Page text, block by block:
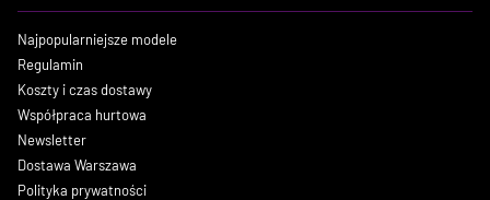
Najpopularniejsze modele
Regulamin
Koszty i czas dostawy
Współpraca hurtowa
Newsletter
Dostawa Warszawa
Polityka prywatności